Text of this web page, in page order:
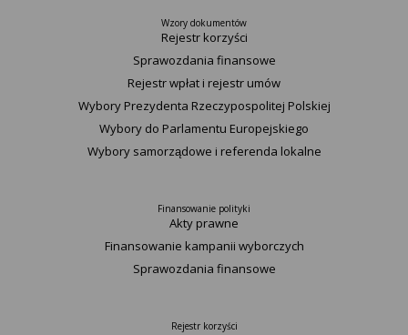
Wzory dokumentów
Rejestr korzyści
Sprawozdania finansowe
Rejestr wpłat i rejestr umów
Wybory Prezydenta Rzeczypospolitej Polskiej
Wybory do Parlamentu Europejskiego
Wybory samorządowe i referenda lokalne
Finansowanie polityki
Akty prawne
Finansowanie kampanii wyborczych
Sprawozdania finansowe
Rejestr korzyści